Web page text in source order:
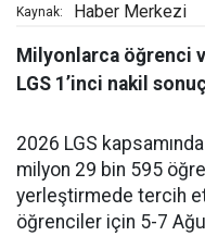
Kaynak: Haber Merkezi
Milyonlarca öğrenci
LGS 1’inci nakil
2026 LGS
milyon 29 bin 595
yerleştirmede tercih
öğrenciler için 5-7